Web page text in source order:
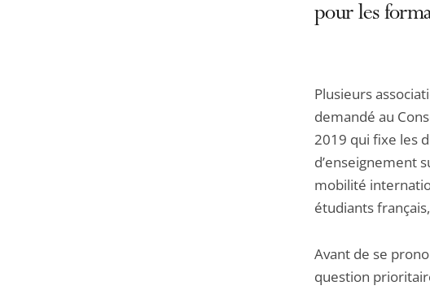
pour les
Plusieurs
demandé au
2019 qui fixe les
d’enseignement
mobilité
étudiants
Avant de se
question